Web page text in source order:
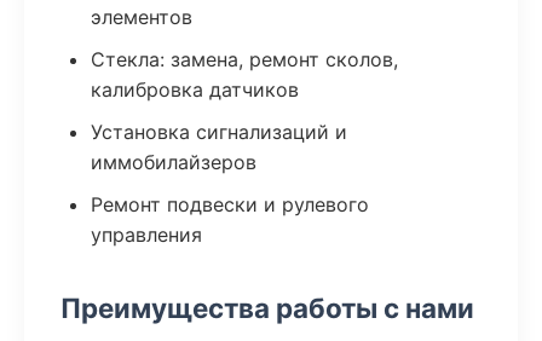
элементов
Стекла: замена, ремонт сколов,
калибровка датчиков
Установка сигнализаций и
иммобилайзеров
Ремонт подвески и рулевого
управления
Преимущества работы с нами